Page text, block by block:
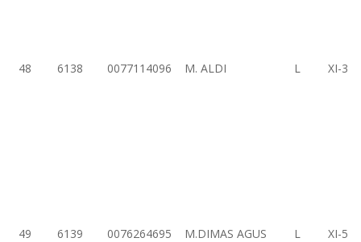
48 6138 0077114096 M. ALDI L XI-3
49 6139 0076264695
M.DIMAS AGUS
L XI-5